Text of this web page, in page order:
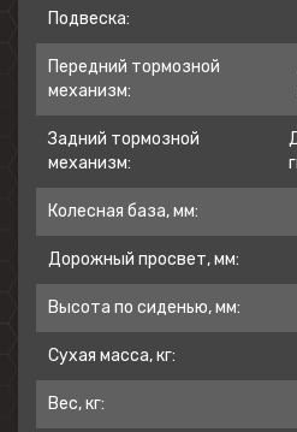
понятным
быстро
чувствовать себя на
обращении делает
для райдеров всех
Глушитель из
Обеспечивает
коррозии, а также
стильный агрессивный
также снизить
производительность
Подвеска:
Передний тормозной
механизм:
Задний тормозной
механизм:
Колесная база, мм:
Дорожный просвет, мм:
Высота по сиденью, мм:
Сухая масса, кг:
Вес, кг: